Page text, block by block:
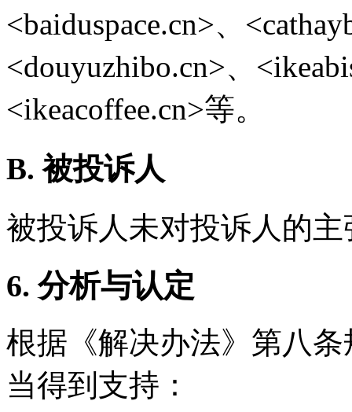
<baiduspace.cn>、
<douyuzhibo.cn>、
<ikeacoffee.cn>等。
B. 被投诉人
被投诉人未对投诉人的
6. 分析与认定
根据《解决办法》第八
当得到支持：